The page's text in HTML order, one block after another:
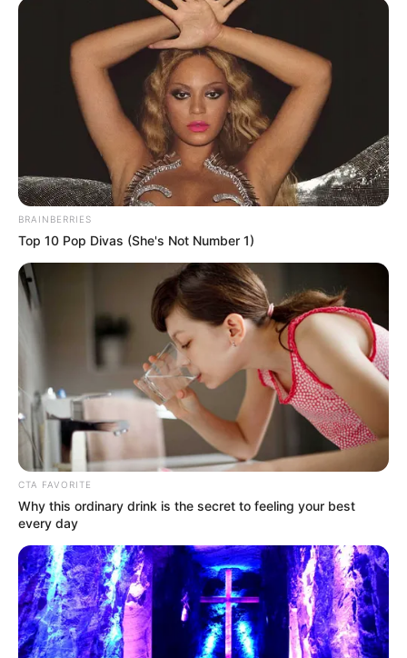
Vito Sinaga
BRAINBERRIES
Top 10 Pop Divas (She's Not Number 1)
CTA FAVORITE
Why this ordinary drink is the secret to feeling your best
every day